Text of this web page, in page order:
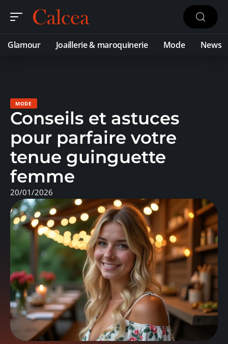
Glamour Joaillerie & maroquinerie Mode News
MODE
Conseils et astuces
pour parfaire votre
tenue guinguette
femme
20/01/2026